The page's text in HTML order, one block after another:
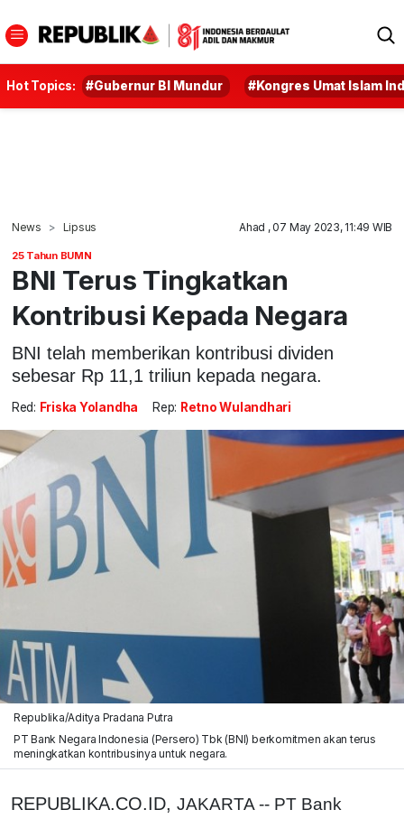
Hot Topics: #Gubernur BI Mundur #Kongres Umat Islam
News Lipsus Ahad , 07 May 2023, 11:49 WIB
25 Tahun BUMN
BNI Terus Tingkatkan
Kontribusi Kepada Negara
BNI telah memberikan kontribusi dividen
sebesar Rp 11,1 triliun kepada negara.
Red: Friska Yolandha Rep: Retno Wulandhari
Republika/Aditya Pradana Putra
PT Bank Negara Indonesia (Persero) Tbk (BNI) berkomitmen akan terus
meningkatkan kontribusinya untuk negara.
REPUBLIKA.CO.ID, JAKARTA -- PT Bank